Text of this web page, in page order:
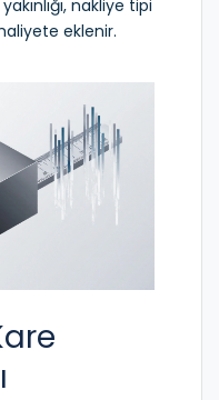
nakliye tipi
eklenir.